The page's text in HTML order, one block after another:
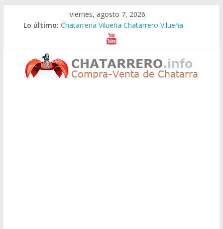
viernes, agosto 7, 2026
Lo último: Chatarreria Vilueña Chatarrero Vilueña
Chatarreria Zuera Chatarrero Zuera
Chatarreria Zaragoza Chatarrero Zaragoza
Chatarreria Zaida Chatarrero Zaida
Chatarreria Vistabella Chatarrero Vistabella